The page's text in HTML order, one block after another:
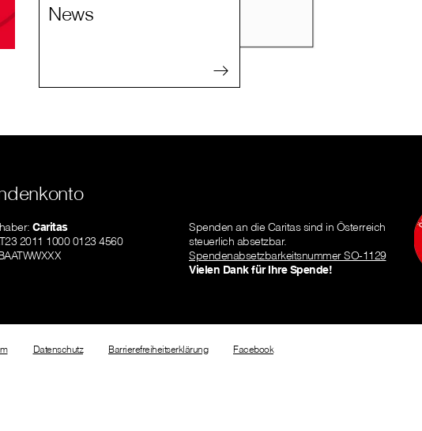
News
Caritas
2011 1000 0123 4560
Spenden an die Caritas sind in Österreich
steuerlich absetzbar.
Spendenabsetzbarkeitsnummer SO-1129
Vielen Dank für Ihre Spende!
Datenschutz Barrierefreiheitserklärung Facebook